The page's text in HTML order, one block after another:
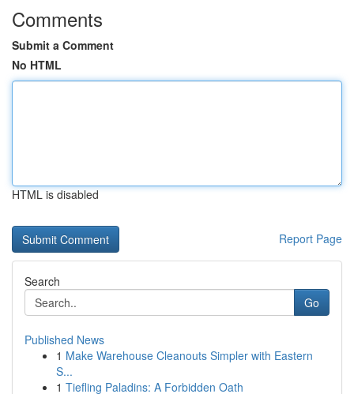
Comments
Submit a Comment
No HTML
HTML is disabled
Report Page
Search
Go
Published News
1 Make Warehouse Cleanouts Simpler with Eastern
S...
1 Tiefling Paladins: A Forbidden Oath